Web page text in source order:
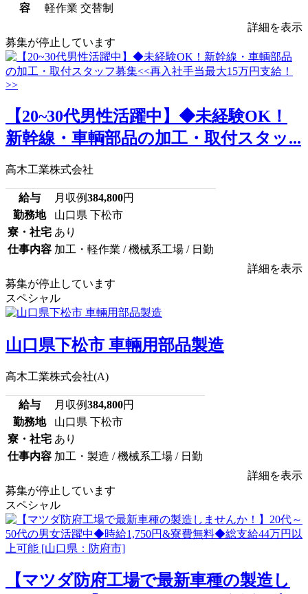
容
軽作業 交替制
詳細を表示
募集が停止しています
【20~30代男性活躍中】◆未経験OK！
新幹線・車輌部品の加工・取付スタッ...
高木工業株式会社
給与 月収例384,800円
勤務地
山口県 下松市
寮・社宅 あり
仕事内容 加工・軽作業 / 機械系工場 / 日勤
詳細を表示
募集が停止しています
スペシャル
山口県下松市 車輛用部品製造
高木工業株式会社(A)
給与 月収例384,800円
勤務地
山口県 下松市
寮・社宅 あり
仕事内容 加工・製造 / 機械系工場 / 日勤
詳細を表示
募集が停止しています
スペシャル
【マツダ防府工場で最新車種の製造し